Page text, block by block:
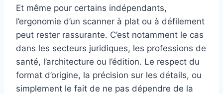
Et même pour certains indépendants,
l’ergonomie d’un scanner à plat ou à défilement
peut rester rassurante. C’est notamment le cas
dans les secteurs juridiques, les professions de
santé, l’architecture ou l’édition. Le respect du
format d’origine, la précision sur les détails, ou
simplement le fait de ne pas dépendre de la